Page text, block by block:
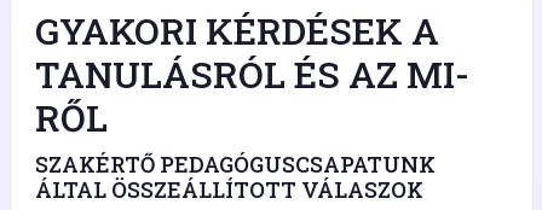
GYAKORI KÉRDÉSEK A
TANULÁSRÓL ÉS AZ MI-
RŐL
SZAKÉRTŐ PEDAGÓGUSCSAPATUNK
ÁLTAL ÖSSZEÁLLÍTOTT VÁLASZOK